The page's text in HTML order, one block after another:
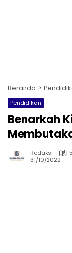
Beranda
Pendidikan
Benarkah
Redaksi
31/10/2022